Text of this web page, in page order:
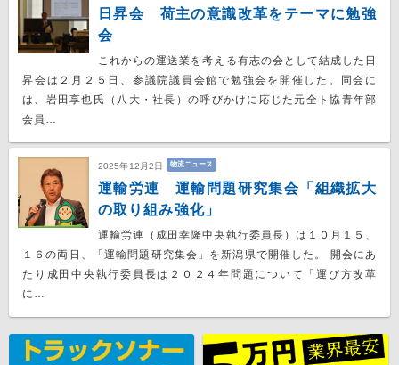
日昇会 荷主の意識改革をテーマに勉強
会
これからの運送業を考える有志の会として結成した日
昇会は２月２５日、参議院議員会館で勉強会を開催した。同会に
は、岩田享也氏（八大・社長）の呼びかけに応じた元全ト協青年部
会員…
2025年12月2日 物流ニュース
運輸労連 運輸問題研究集会「組織拡大
の取り組み強化」
運輸労連（成田幸隆中央執行委員長）は１０月１５、
１６の両日、「運輸問題研究集会」を新潟県で開催した。 開会にあ
たり成田中央執行委員長は２０２４年問題について「運び方改革
に…